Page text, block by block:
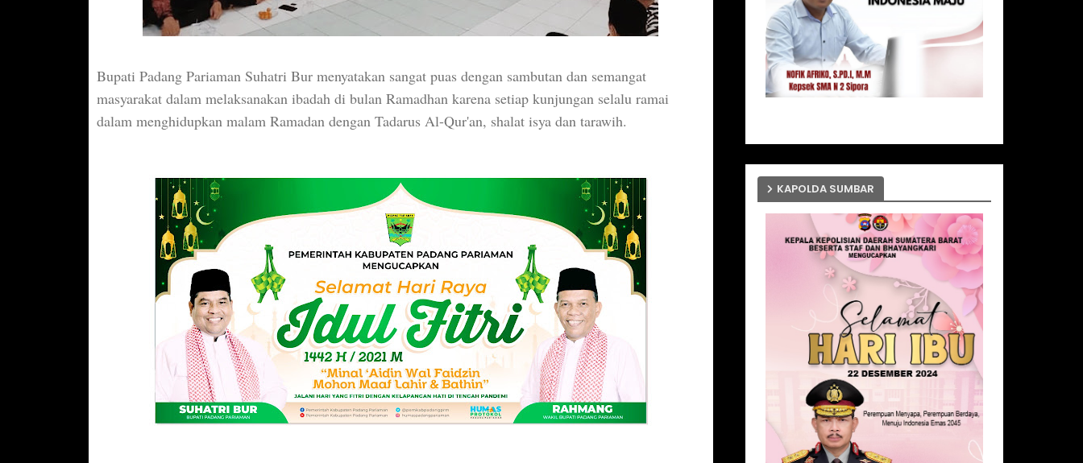
Bupati Padang Pariaman Suhatri Bur menyatakan sangat puas dengan sambutan dan semangat
masyarakat dalam melaksanakan ibadah di bulan Ramadhan karena setiap kunjungan selalu ramai
dalam menghidupkan malam Ramadan dengan Tadarus Al-Qur'an, shalat isya dan tarawih.
KAPOLDA SUMBAR